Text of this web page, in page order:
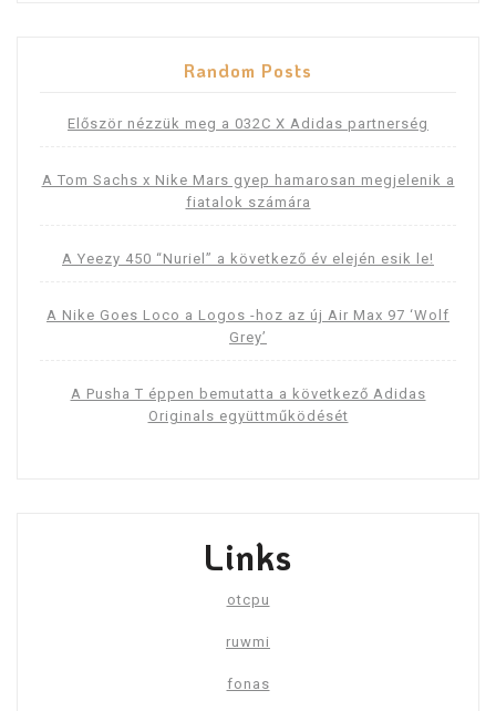
Random Posts
Először nézzük meg a 032C X Adidas partnerség
A Tom Sachs x Nike Mars gyep hamarosan megjelenik a
fiatalok számára
A Yeezy 450 “Nuriel” a következő év elején esik le!
A Nike Goes Loco a Logos -hoz az új Air Max 97 ‘Wolf
Grey’
A Pusha T éppen bemutatta a következő Adidas
Originals együttműködését
Links
otcpu
ruwmi
fonas